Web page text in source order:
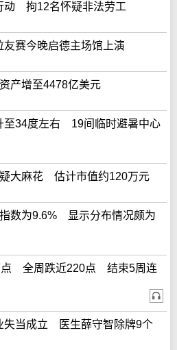
动 拘12名怀疑非法劳工
赛今晚启德主场馆上演
产增至4478亿美元
至34度左右 19间临时避暑中心
大麻花 估计市值约120万元
数为9.6% 显示分布情况颇为
点 全周跌近220点 结束5周连
失当成立 医生薛守智除牌9个